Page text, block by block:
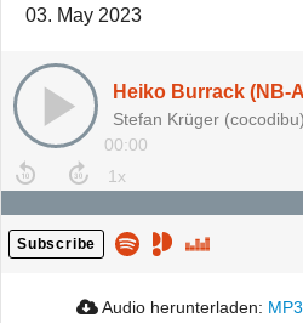
03. May 2023
00:00
Subscribe
Audio herunterladen: MP3